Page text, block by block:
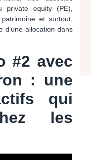
private equity (PE),
et surtout,
allocation dans
#2 avec
: une
qui
les